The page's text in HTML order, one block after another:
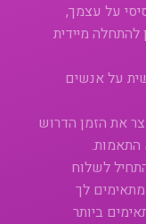
על עצמך,
להתחלה מיידית
על אנשים
את הזמן הדרוש
התאמות.
לשלוח
לך
ביותר